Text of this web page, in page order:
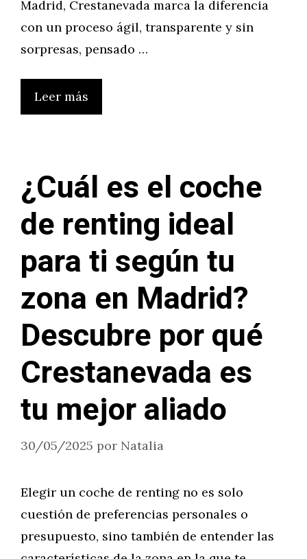
Madrid, Crestanevada marca la diferencia
con un proceso ágil, transparente y sin
sorpresas, pensado …
Leer más
¿Cuál es el coche
de renting ideal
para ti según tu
zona en Madrid?
Descubre por qué
Crestanevada es
tu mejor aliado
30/05/2025 por Natalia
Elegir un coche de renting no es solo
cuestión de preferencias personales o
presupuesto, sino también de entender las